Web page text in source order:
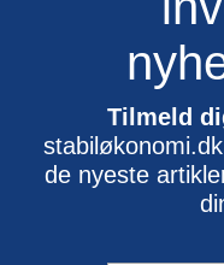
Tilmeld
de nyeste